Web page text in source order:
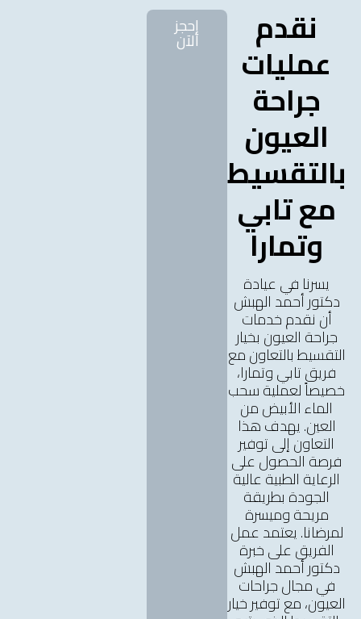
نقدم
عمليات
جراحة
العيون
بالتقسيط
مع تابي
وتمارا
يسرنا في عيادة
دكتور أحمد الهبش
أن نقدم خدمات
جراحة العيون بخيار
التقسيط بالتعاون مع
فريق تابي وتمارا،
خصيصاً لعملية سحب
الماء الأبيض من
العين. يهدف هذا
التعاون إلى توفير
فرصة الحصول على
الرعاية الطبية عالية
الجودة بطريقة
مريحة وميسرة
لمرضانا. يعتمد عمل
الفريق على خبرة
دكتور أحمد الهبش
في مجال جراحات
العيون، مع توفير خيار
إحجز
الآن